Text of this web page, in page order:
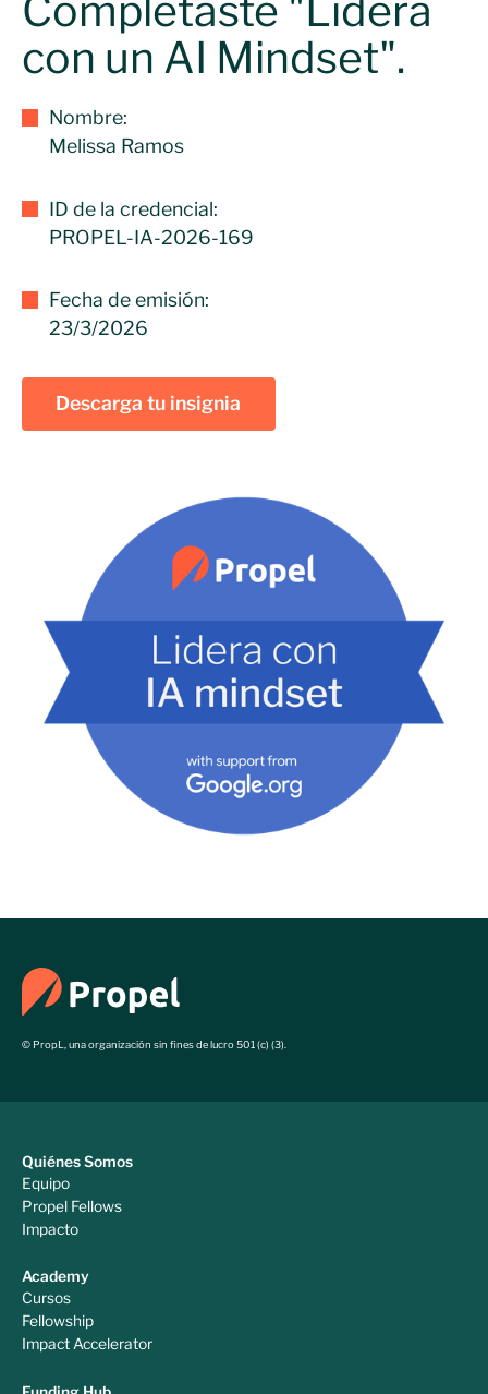
Completaste "Lidera
con un AI Mindset".
Nombre:
Melissa Ramos
ID de la credencial:
PROPEL-IA-2026-169
Fecha de emisión:
23/3/2026
Descarga tu insignia
© PropL, una organización sin fines de lucro 501 (c) (3).
Quiénes Somos
Equipo
Propel Fellows
Impacto
Academy
Cursos
Fellowship
Impact Accelerator